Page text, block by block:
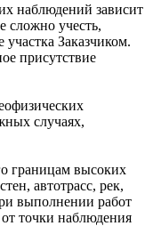
наблюдений зависит
сложно учесть,
участка Заказчиком.
присутствие
случаях,
границам высоких
автотрасс, рек,
выполнении работ
точки наблюдения